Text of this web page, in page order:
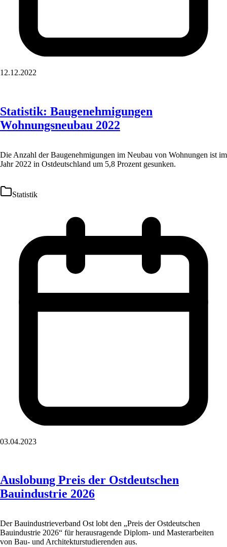
12.12.2022
Statistik: Baugenehmigungen
Wohnungsneubau 2022
Die Anzahl der Baugenehmigungen im Neubau von Wohnungen ist im
Jahr 2022 in Ostdeutschland um 5,8 Prozent gesunken.
Statistik
03.04.2023
Auslobung Preis der Ostdeutschen
Bauindustrie 2026
Der Bauindustrieverband Ost lobt den „Preis der Ostdeutschen
Bauindustrie 2026“ für herausragende Diplom- und Masterarbeiten
von Bau- und Architekturstudierenden aus.